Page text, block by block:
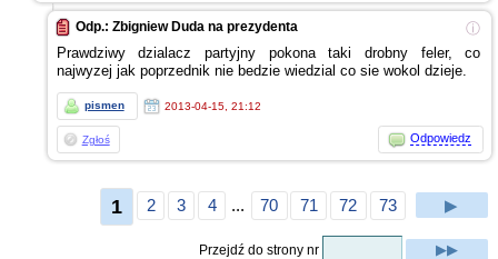
ⓘ
Odp.: Zbigniew Duda na prezydenta
Prawdziwy dzialacz partyjny pokona taki drobny feler, co
najwyzej jak poprzednik nie bedzie wiedzial co sie wokol dzieje.
pismen 2013-04-15, 21:12
Zgłoś Odpowiedz
1 2 3 4 ... 70 71 72 73 ▶
Przejdź do strony nr